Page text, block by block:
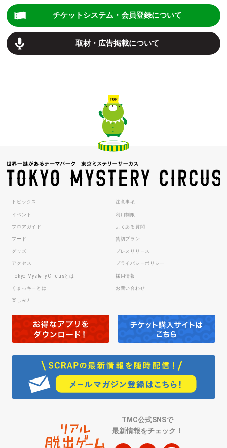
チケットシステム・会員登録について
取材・広告掲載について
トピックス
イベント
フロアガイド
フード
グッズ
アクセス
Tokyo Mystery Circusとは
くまっキーとは
楽しみ方
注意事項
利用制限
よくある質問
貸切プラン
プレスリリース
プライバシーポリシー
採用情報
お問い合わせ
TMC公式SNSで
最新情報をチェック！